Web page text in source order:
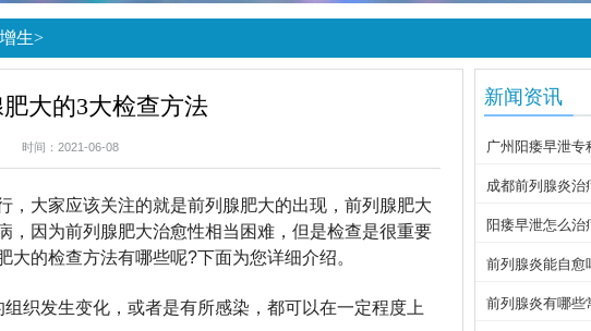
生>
大的3大检查方法
时间：2021-06-08
，大家应该关注的就是前列腺肥大的出现，前列腺肥大
，因为前列腺肥大治愈性相当困难，但是检查是很重要
的检查方法有哪些呢?下面为您详细介绍。
织发生变化，或者是有所感染，都可以在一定程度上
新闻资讯
广州阳痿早泄专
名
成都前列腺炎治
碑推荐
阳痿早泄怎么治
因与科学用药方
前列腺炎能自愈
日常护理指南
前列腺炎有哪些